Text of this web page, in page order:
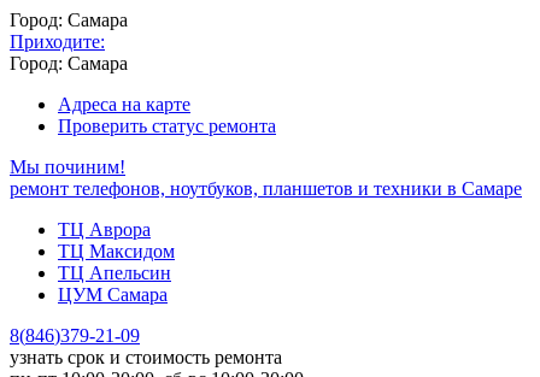
Город: Самара
Приходите:
Город: Самара
Адреса на карте
Проверить статус ремонта
Мы починим!
ремонт телефонов, ноутбуков, планшетов и техники в Самаре
ТЦ Аврора
ТЦ Максидом
ТЦ Апельсин
ЦУМ Самара
8(846)379-21-09
узнать срок и стоимость ремонта